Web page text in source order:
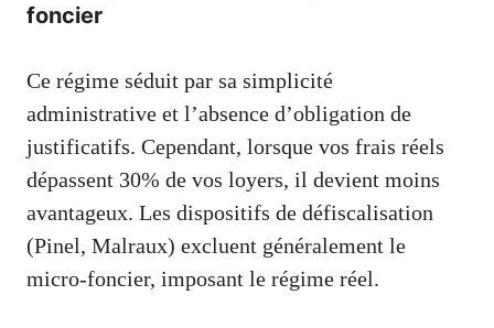
foncier
Ce régime séduit par sa simplicité
administrative et l’absence d’obligation de
justificatifs. Cependant, lorsque vos frais réels
dépassent 30% de vos loyers, il devient moins
avantageux. Les dispositifs de défiscalisation
(Pinel, Malraux) excluent généralement le
micro-foncier, imposant le régime réel.